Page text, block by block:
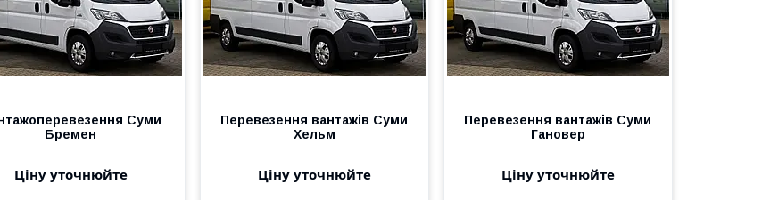
Суми
Бремен
Ціну уточнюйте
Перевезення вантажів Суми
Хельм
Ціну уточнюйте
Перевезення вантажів Суми
Гановер
Ціну уточнюйте